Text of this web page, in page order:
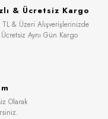
& Ücretsiz Kargo
TL & Üzeri Alışverişlerinizde
Ücretsiz Aynı Gün Kargo
Olarak